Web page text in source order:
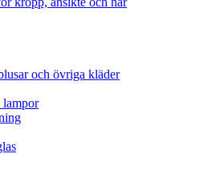
och övriga kläder
lampor